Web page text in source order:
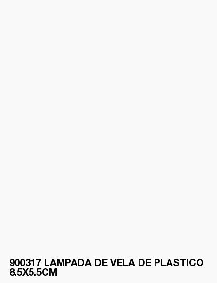
900317 LAMPADA DE VELA DE PLASTICO
8.5X5.5CM